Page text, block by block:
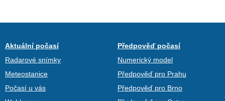
Aktuální počasí
Radarové snímky
Meteostanice
Počasí u vás
Předpověď počasí
Numerický model
Předpověď pro Prahu
Předpověď pro Brno